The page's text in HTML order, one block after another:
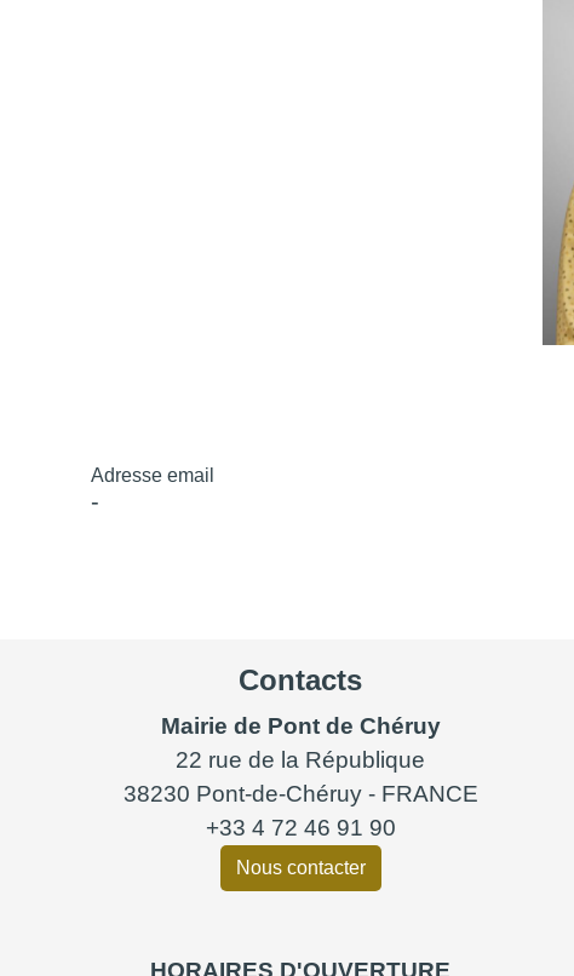
Adresse email
-
Contacts
Mairie de Pont de Chéruy
22 rue de la République
38230 Pont-de-Chéruy - FRANCE
+33 4 72 46 91 90
Nous contacter
HORAIRES D'OUVERTURE